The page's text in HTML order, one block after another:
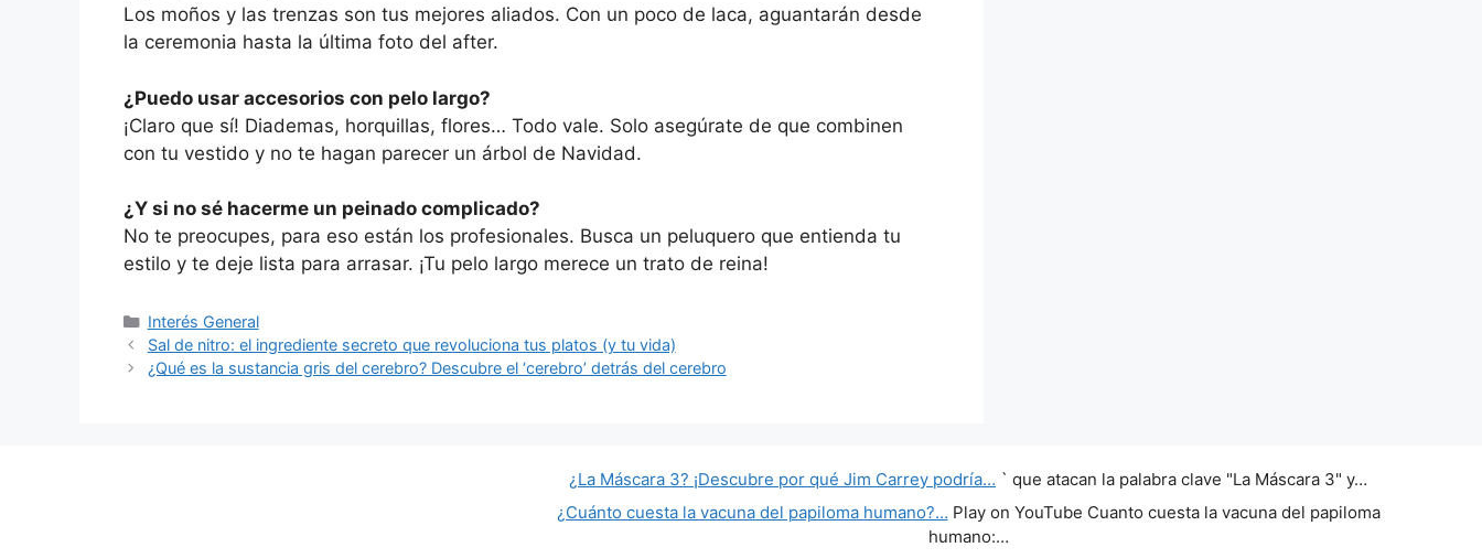
Los moños y las trenzas son tus mejores aliados. Con un poco de laca, aguantarán desde
la ceremonia hasta la última foto del after.
¿Puedo usar accesorios con pelo largo?
¡Claro que sí! Diademas, horquillas, flores… Todo vale. Solo asegúrate de que combinen
con tu vestido y no te hagan parecer un árbol de Navidad.
¿Y si no sé hacerme un peinado complicado?
No te preocupes, para eso están los profesionales. Busca un peluquero que entienda tu
estilo y te deje lista para arrasar. ¡Tu pelo largo merece un trato de reina!
Categorías
Interés General
Sal de nitro: el ingrediente secreto que revoluciona tus platos (y tu vida)
¿Qué es la sustancia gris del cerebro? Descubre el ‘cerebro’ detrás del cerebro
¿La Máscara 3? ¡Descubre por qué Jim Carrey podría… ` que atacan la palabra clave "La Máscara 3" y…
¿Cuánto cuesta la vacuna del papiloma humano?… Play on YouTube Cuanto cuesta la vacuna del papiloma
humano:…